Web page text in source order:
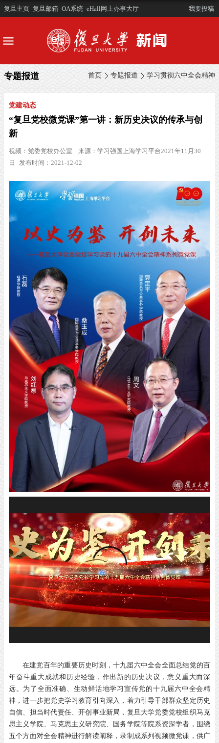
复旦主页 复旦邮箱 OA系统 eHall网上办事大厅 我要投稿
首页 专题报道 学习贯彻六中全会精神
专题报道
党建动态
“复旦党校微党课”第一讲：新历史决议的传承与创
新
视频： 党委党校办公室 来源： 学习强国上海学习平台2021年11月30
日
发布时间：2021-12-02
在建党百年的重要历史时刻，十九届六中全会全面总结党的百
年奋斗重大成就和历史经验，作出新的历史决议，意义重大而深
远。为了全面准确、生动鲜活地学习宣传党的十九届六中全会精
神，进一步把党史学习教育引向深入，着力引导干部群众坚定历史
自信、担当时代责任、开创事业新局，复旦大学党委党校组织马克
思主义学院、马克思主义研究院、国务学院等院系资深学者，围绕
五个方面对全会精神进行解读阐释，录制成系列视频微党课，供广